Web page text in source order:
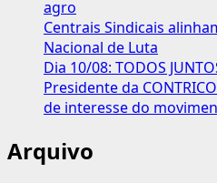
agro
Centrais Sindicais
Nacional de Luta
Dia 10/08: TODOS
Presidente da
de interesse do
Arquivo